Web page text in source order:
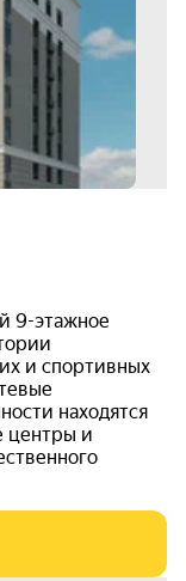
9-этажное
и спортивных
находятся
центры и